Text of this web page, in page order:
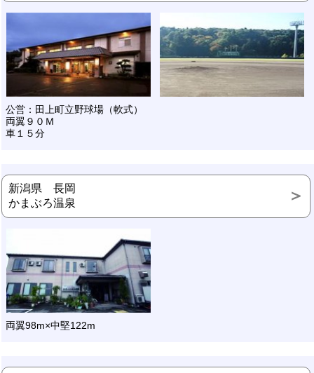
公営：田上町立野球場（軟式）
両翼９０Ｍ
車１５分
新潟県 長岡
かまぶろ温泉
両翼98m×中堅122m